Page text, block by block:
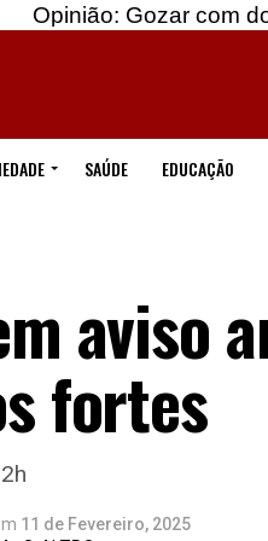
com doentes e
SAÚDE EDUCAÇÃO
aviso
fortes
11 de Fevereiro, 2025